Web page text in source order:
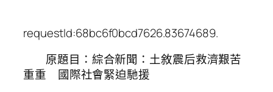
requestId:68bc6f0bcd7626.83674689.
原題目：綜合新聞：土敘震后救濟艱苦
重重 國際社會緊迫馳援